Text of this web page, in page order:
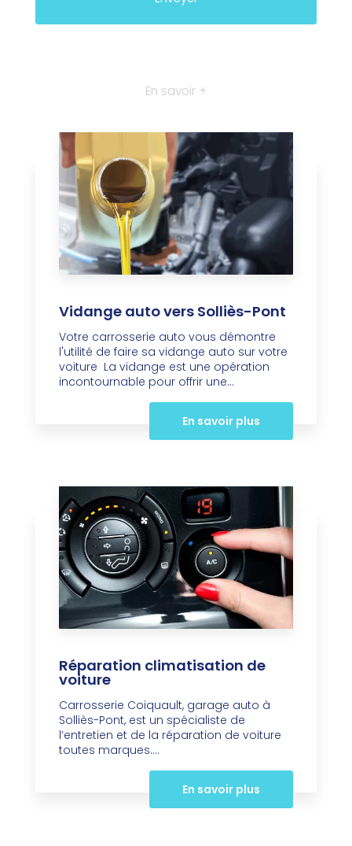
En savoir +
Vidange auto vers Solliès-Pont
Votre carrosserie auto vous démontre
l'utilité de faire sa vidange auto sur votre
voiture La vidange est une opération
incontournable pour offrir une...
En savoir plus
Réparation climatisation de
voiture
Carrosserie Coiquault, garage auto à
Solliès-Pont, est un spécialiste de
l’entretien et de la réparation de voiture
toutes marques....
En savoir plus